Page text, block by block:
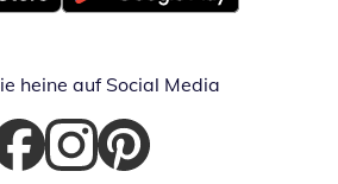
Fenster
Öffnet in neuem Fenster
heine auf Social Media
Öffnet in neuem Fenster
Öffnet in neuem Fenster
Öffnet in neuem Fenster